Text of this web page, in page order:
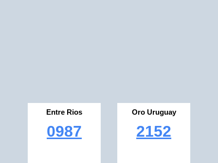
Entre Rios
0987
Oro Uruguay
2152